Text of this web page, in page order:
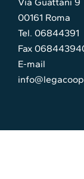
00161 Roma
Tel. 06844391
Fax
E-mail